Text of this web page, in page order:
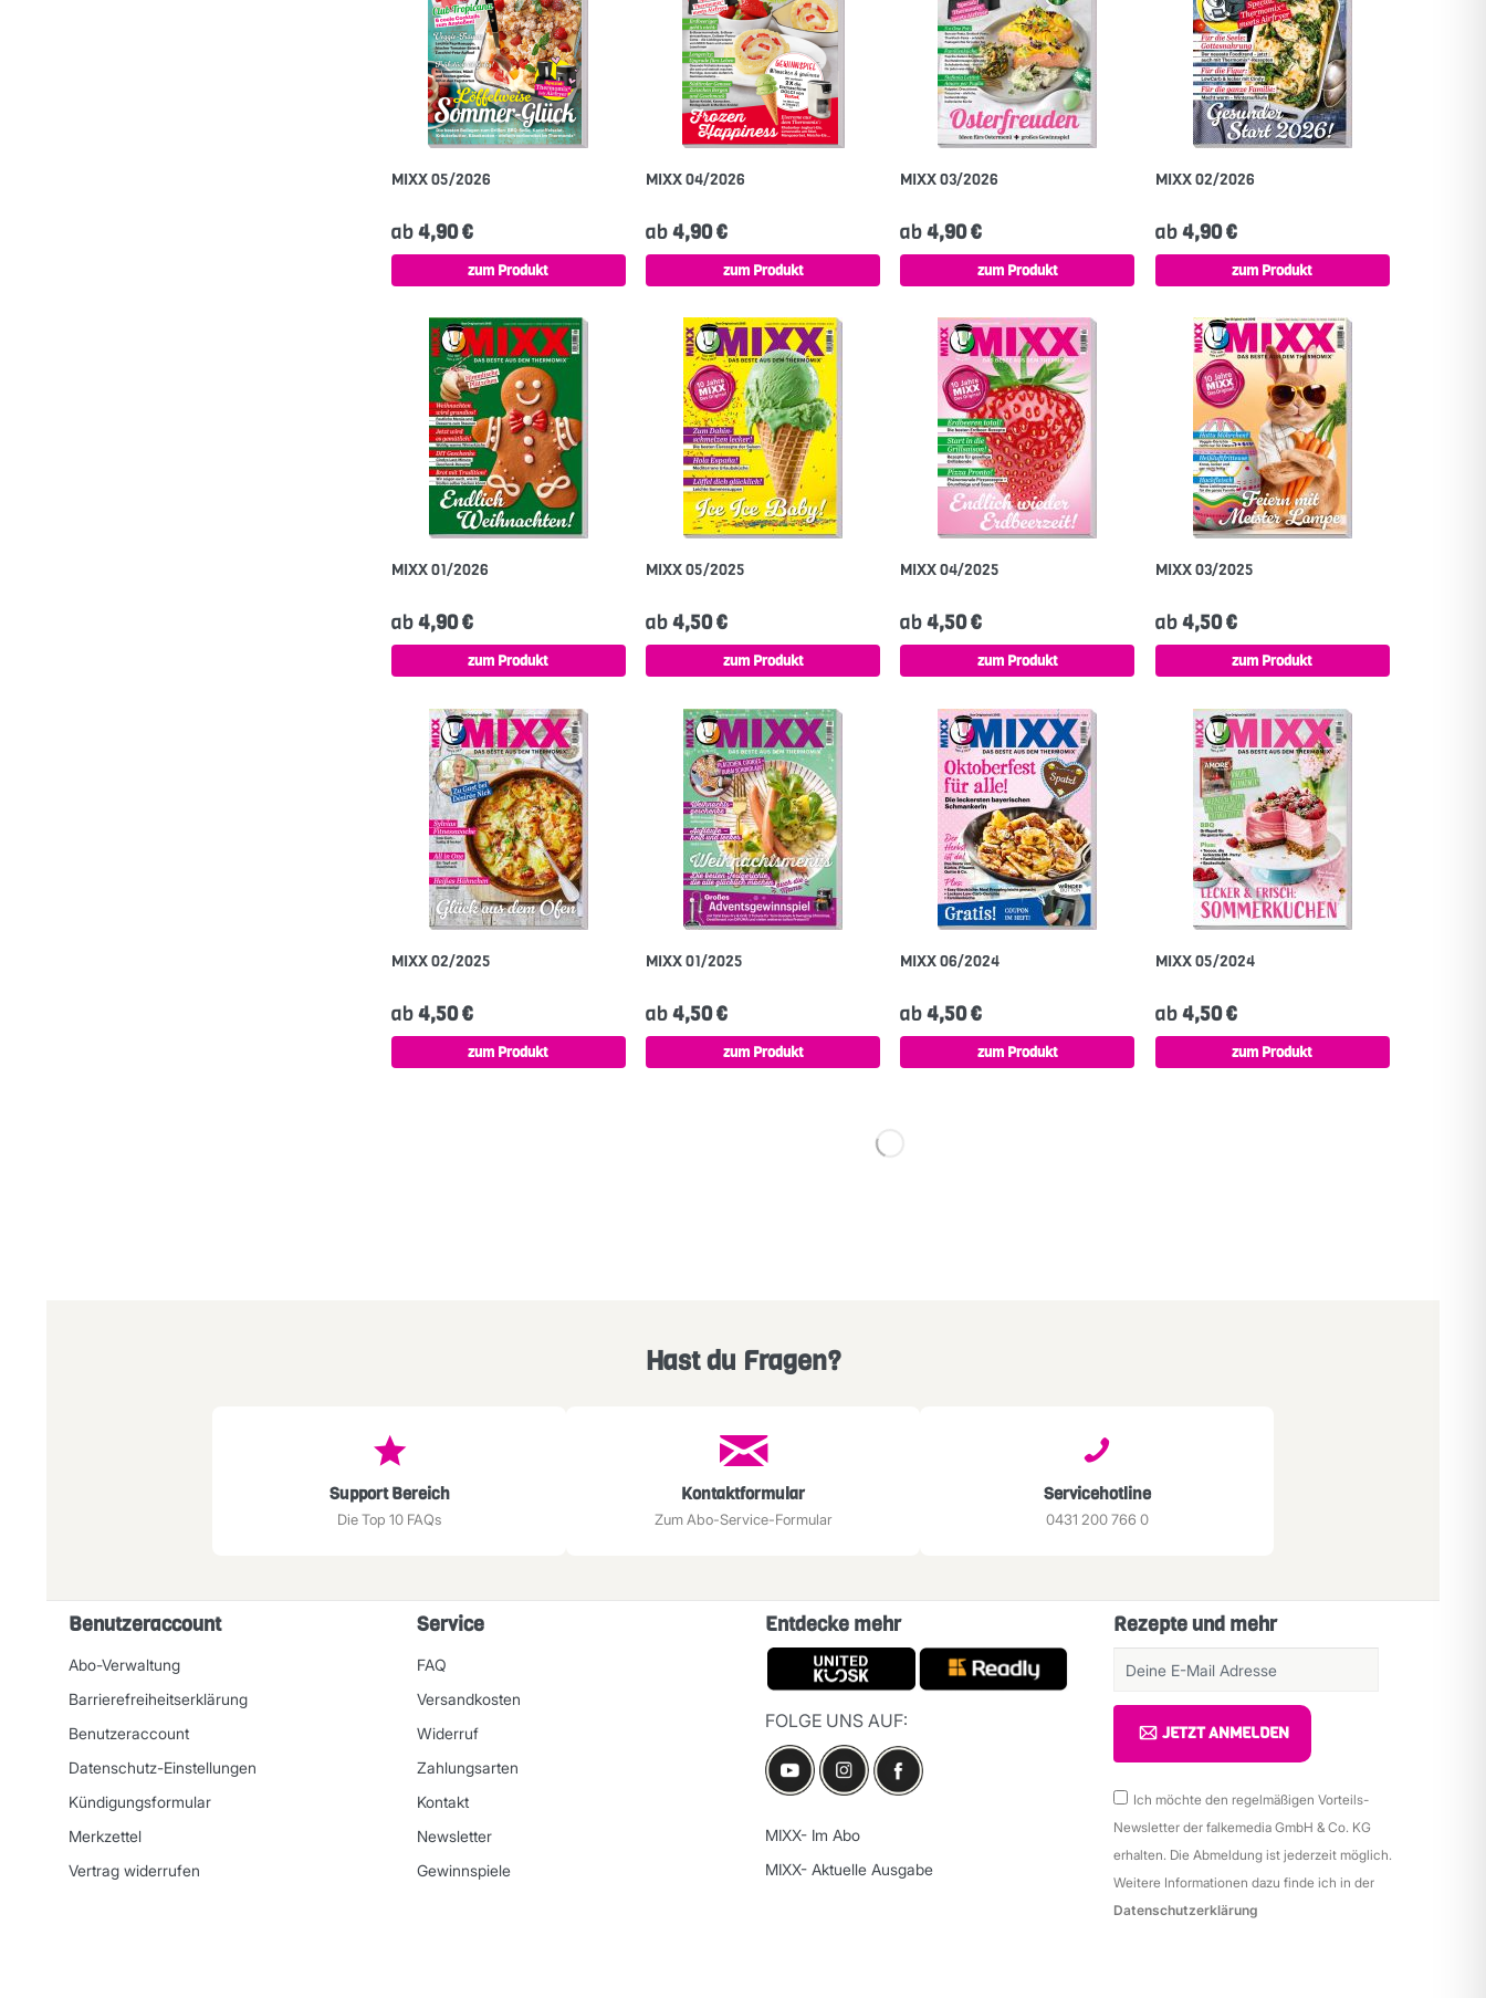
MIXX 05/2026
ab4,90 €
zum Produkt
MIXX 04/2026
ab4,90 €
zum Produkt
MIXX 03/2026
ab4,90 €
zum Produkt
MIXX 02/2026
ab4,90 €
zum Produkt
MIXX 01/2026
ab4,90 €
zum Produkt
MIXX 05/2025
ab4,50 €
zum Produkt
MIXX 04/2025
ab4,50 €
zum Produkt
MIXX 03/2025
ab4,50 €
zum Produkt
MIXX 02/2025
ab4,50 €
zum Produkt
MIXX 01/2025
ab4,50 €
zum Produkt
MIXX 06/2024
ab4,50 €
zum Produkt
MIXX 05/2024
ab4,50 €
zum Produkt
Hast du Fragen?
Support Bereich
Die Top 10 FAQs
Kontaktformular
Zum Abo-Service-Formular
Servicehotline
0431 200 766 0
Benutzeraccount
Abo-Verwaltung
Barrierefreiheitserklärung
Benutzeraccount
Datenschutz-Einstellungen
Kündigungsformular
Merkzettel
Vertrag widerrufen
Service
FAQ
Versandkosten
Widerruf
Zahlungsarten
Kontakt
Newsletter
Gewinnspiele
Entdecke mehr
FOLGE UNS AUF:
MIXX- Im Abo
MIXX- Aktuelle Ausgabe
Rezepte und mehr
JETZT ANMELDEN
Ich möchte den regelmäßigen Vorteils-
Newsletter der falkemedia GmbH & Co. KG
erhalten. Die Abmeldung ist jederzeit möglich.
Weitere Informationen dazu finde ich in der
Datenschutzerklärung